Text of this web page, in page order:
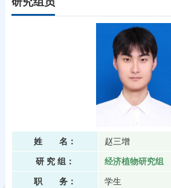
姓 名： 赵三增
研 究 组： 经济植物研究组
职 务： 学生